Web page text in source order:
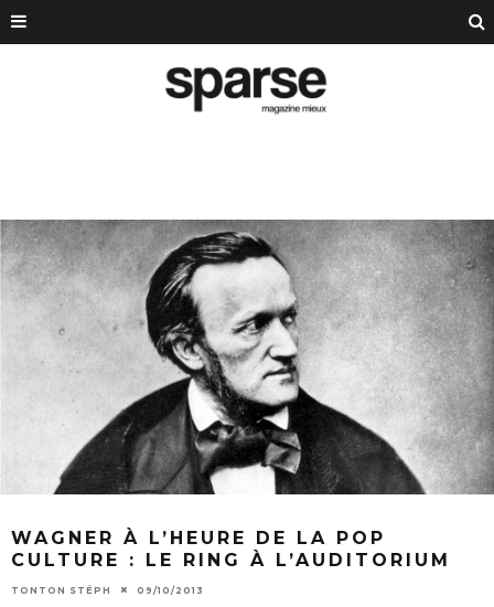
WAGNER À L’HEURE DE LA POP
CULTURE : LE RING À L’AUDITORIUM
TONTON STÉPH 09/10/2013